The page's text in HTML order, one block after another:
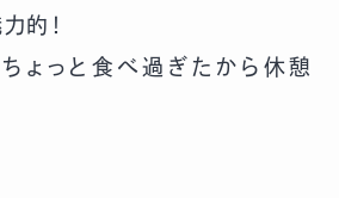
的！
ちょっと食べ過ぎたから休憩